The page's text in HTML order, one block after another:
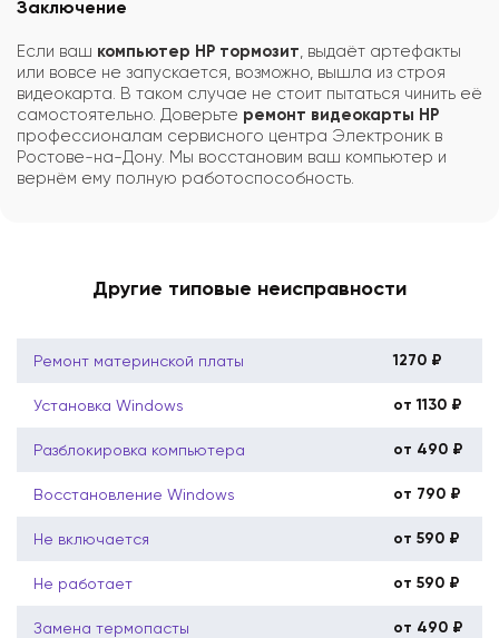
Заключение
Если ваш компьютер HP тормозит , выдаёт артефакты
или вовсе не запускается, возможно, вышла из строя
видеокарта. В таком случае не стоит пытаться чинить её
самостоятельно. Доверьте ремонт видеокарты HP
профессионалам сервисного центра Электроник в
Ростове-на-Дону. Мы восстановим ваш компьютер и
вернём ему полную работоспособность.
Другие типовые неисправности
Ремонт материнской платы 1270 ₽
Установка Windows от 1130 ₽
Разблокировка компьютера от 490 ₽
Восстановление Windows от 790 ₽
Не включается от 590 ₽
Не работает от 590 ₽
Замена термопасты от 490 ₽